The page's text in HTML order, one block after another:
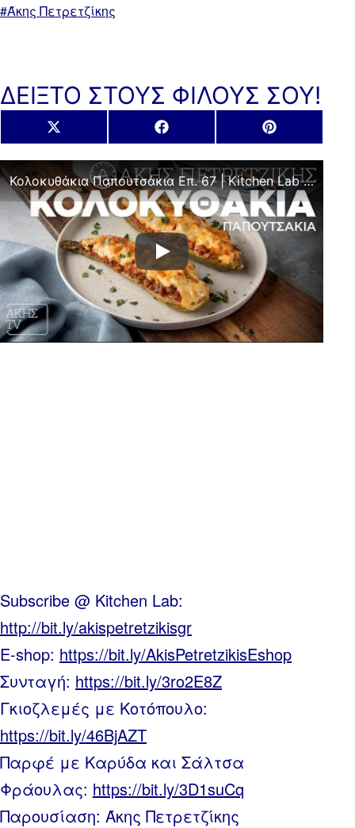
ΜεΆκης Πετρετζίκης
ΔΕΙΞΤΟ ΣΤΟΥΣ ΦΙΛΟΥΣ ΣΟΥ!
Share
on
X
(Twitter)
Share
on
Facebook
Share
on
Pinterest
Κολοκυθάκια Παπουτσάκια Επ. 67 | Kitchen Lab TV | Άκης Πετρετζίκης
Subscribe @ Kitchen Lab:
http://bit.ly/akispetretzikisgr
E-shop: https://bit.ly/AkisPetretzikisEshop
Συνταγή: https://bit.ly/3ro2E8Z
Γκιοζλεμές με Κοτόπουλο:
https://bit.ly/46BjAZT
Παρφέ με Καρύδα και Σάλτσα
Φράουλας: https://bit.ly/3D1suCq
Παρουσίαση: Άκης Πετρετζίκης